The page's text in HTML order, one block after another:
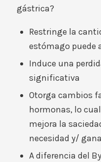
gástrica?
Restringe la
estómago puede
Induce una
significativa
Otorga cambios
hormonas, lo
mejora la
necesidad y/
A diferencia del